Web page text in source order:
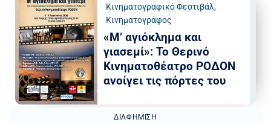
Κινηματογραφικό Φεστιβάλ,
Κινηματογράφος
«Μ’ αγιόκλημα και
γιασεμί»: Το Θερινό
Κινηματοθέατρο ΡΟΔΟΝ
ανοίγει τις πόρτες του
ΔΙΑΦΉΜΙΣΗ